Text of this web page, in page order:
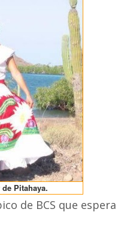
Pitahaya.
de BCS que espera